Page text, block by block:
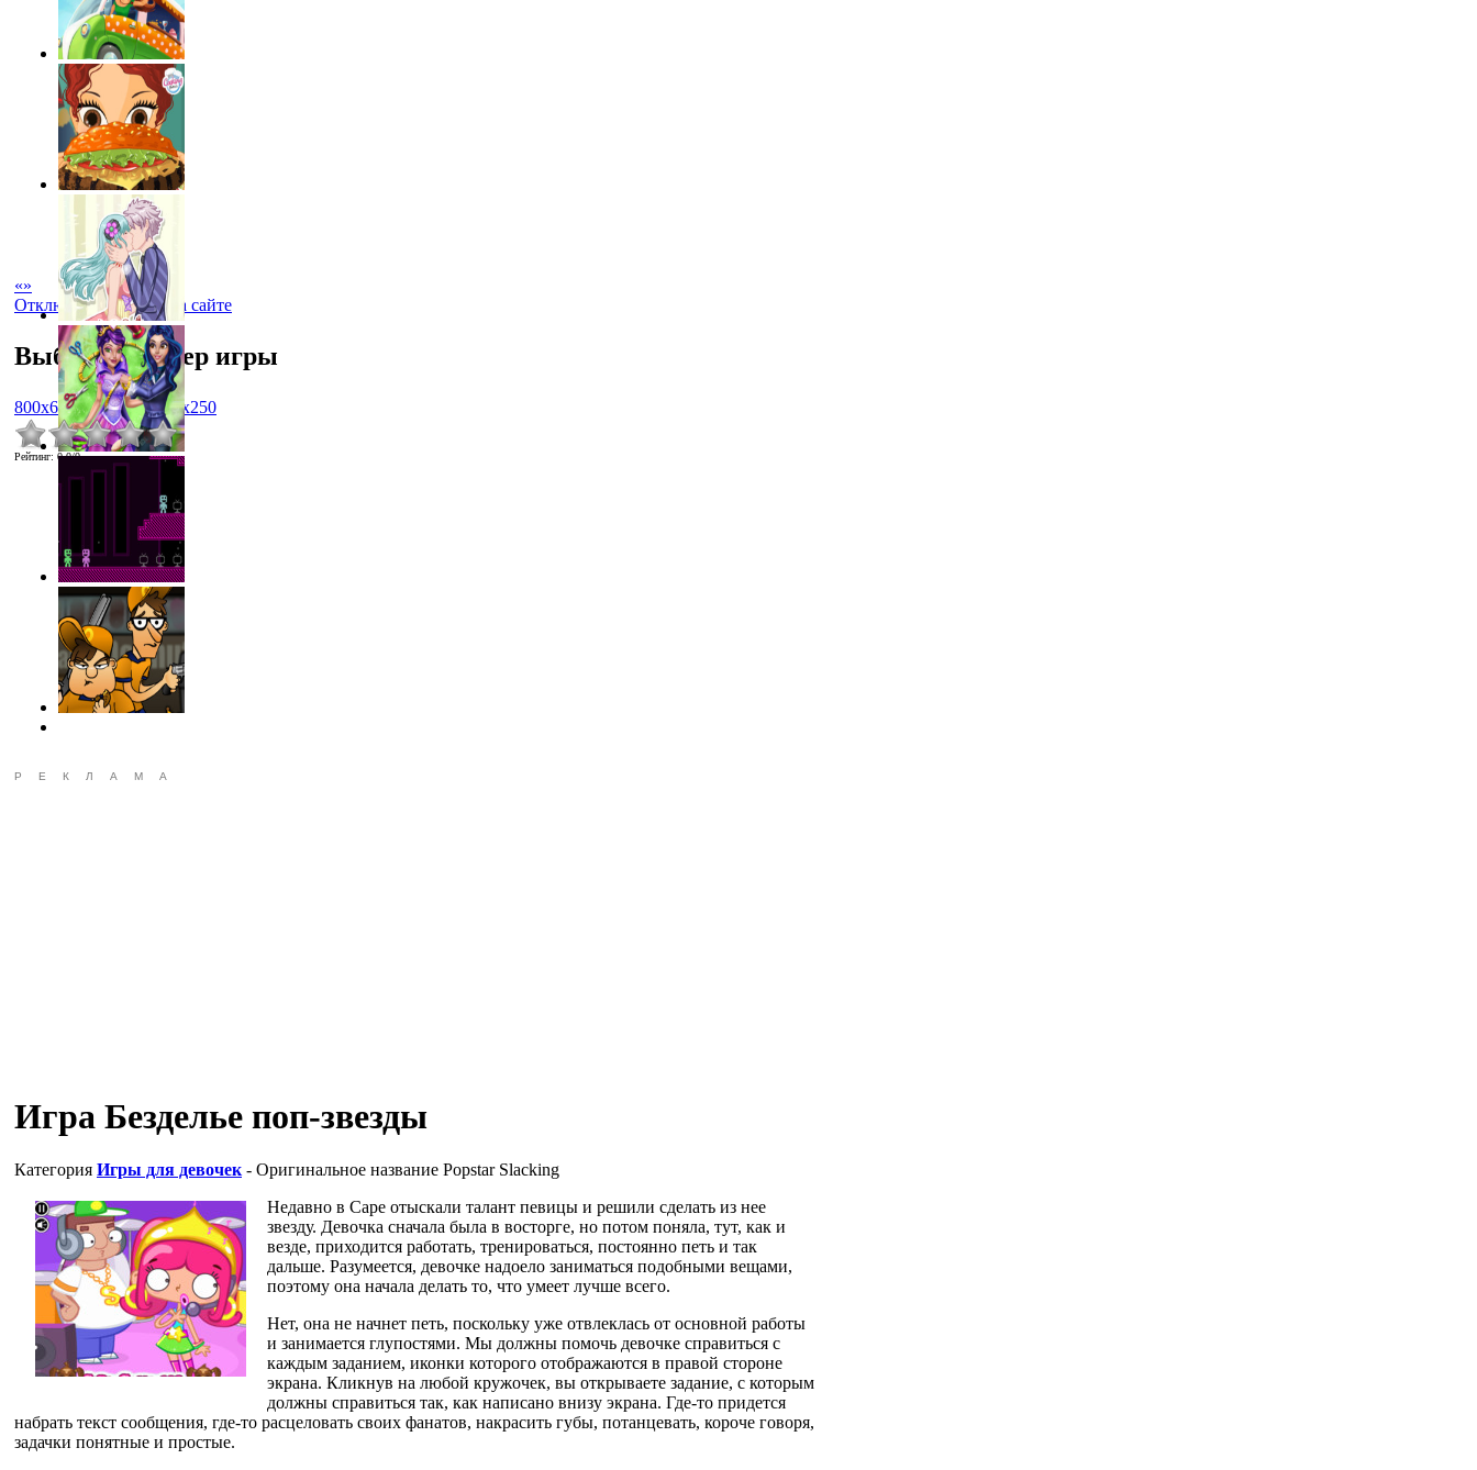
«»
Отключить рекламу на сайте
Выбрать размер игры
800x600 1024x768 450x250
Рейтинг: 0.0/0
РЕКЛАМА
Игра Безделье поп-звезды
Категория Игры для девочек - Оригинальное название Popstar Slacking
Недавно в Саре отыскали талант певицы и решили сделать из нее
звезду. Девочка сначала была в восторге, но потом поняла, тут, как и
везде, приходится работать, тренироваться, постоянно петь и так
дальше. Разумеется, девочке надоело заниматься подобными вещами,
поэтому она начала делать то, что умеет лучше всего.
Нет, она не начнет петь, поскольку уже отвлеклась от основной работы
и занимается глупостями. Мы должны помочь девочке справиться с
каждым заданием, иконки которого отображаются в правой стороне
экрана. Кликнув на любой кружочек, вы открываете задание, с которым
должны справиться так, как написано внизу экрана. Где-то придется
набрать текст сообщения, где-то расцеловать своих фанатов, накрасить губы, потанцевать, короче говоря,
задачки понятные и простые.